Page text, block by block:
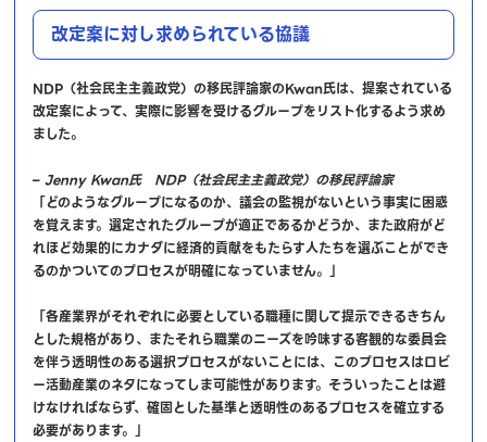
改定案に対し求められている協議
NDP（社会民主主義政党）の移民評論家のKwan氏は、提案されている
改定案によって、実際に影響を受けるグループをリスト化するよう求め
ました。
–Jenny Kwan氏 NDP（社会民主主義政党）の移民評論家
「どのようなグループになるのか、議会の監視がないという事実に困惑
を覚えます。選定されたグループが適正であるかどうか、また政府がど
れほど効果的にカナダに経済的貢献をもたらす人たちを選ぶことができ
るのかついてのプロセスが明確になっていません。」
「各産業界がそれぞれに必要としている職種に関して提示できるきちん
とした規格があり、またそれら職業のニーズを吟味する客観的な委員会
を伴う透明性のある選択プロセスがないことには、このプロセスはロビ
ー活動産業のネタになってしま可能性があります。そういったことは避
けなければならず、確固とした基準と透明性のあるプロセスを確立する
必要があります。」